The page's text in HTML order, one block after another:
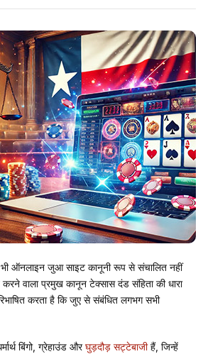
ऑनलाइन जुआ साइट कानूनी रूप से संचालित नहीं
वाला प्रमुख कानून टेक्सास दंड संहिता की धारा
करता है कि जुए से संबंधित लगभग सभी
बिंगो, ग्रेहाउंड औरघुड़दौड़ सट्टेबाजीहैं, जिन्हें